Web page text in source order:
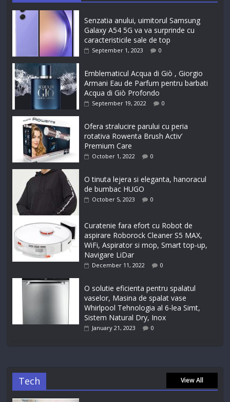
Senzatia anului, uimitorul Samsung
Galaxy A54 5G va va surprinde cu
caracteristicile sale de top
September 1, 2023 0
Emblematicul Acqua di Giò , Giorgio
Armani Eau de Parfum pentru barbati
Acqua di Giò Profondo
September 19, 2022 0
Ofera stralucire parului cu peria
rotativa Rowenta Brush Activ’
Premium Care
October 1, 2022 0
O tinuta lejera si eleganta, hanoracul
de bumbac HUGO
October 5, 2023 0
Curatenie fara efort cu Robot de
aspirare Roborock Cleaner S5 MAX,
WiFi, Aspirator si mop, Smart top-up,
Navigare LiDar
December 11, 2022 0
O solutie eficienta pentru spalatul
vaselor, Masina de spalat vase
Whirlpool Tehnologia al 6-lea Simt,
Sistem Natural Dry, Inox
January 21, 2023 0
Tech View All